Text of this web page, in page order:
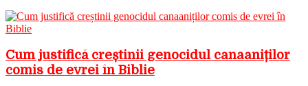
Cum justifică creștinii genocidul canaaniților
comis de evrei în Biblie